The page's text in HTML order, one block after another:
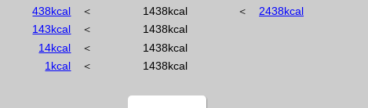
438kcal ＜ 1438kcal ＜ 2438kcal
143kcal ＜
1438kcal
14kcal ＜
1438kcal
1kcal ＜ 1438kcal